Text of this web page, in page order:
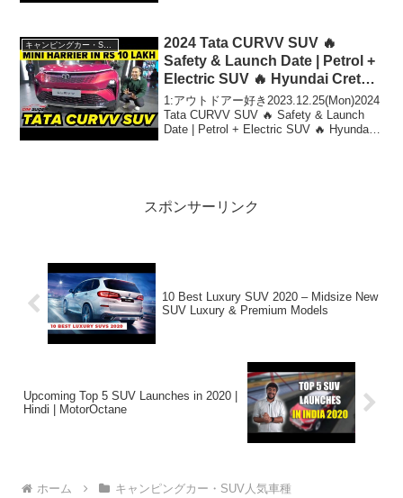
2024 Tata CURVV SUV 🔥
Safety & Launch Date | Petrol +
Electric SUV 🔥 Hyundai Creta
2024 Rival
1:アウトドアー好き2023.12.25(Mon)2024
Tata CURVV SUV 🔥 Safety & Launch
Date | Petrol + Electric SUV 🔥 Hyundai
スポンサーリンク
10 Best Luxury SUV 2020 – Midsize New
SUV Luxury & Premium Models
Upcoming Top 5 SUV Launches in 2020 |
Hindi | MotorOctane
ホーム キャンピングカー・SUV人気車種